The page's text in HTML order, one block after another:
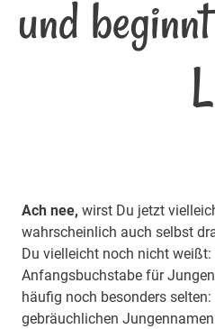
und
L
Ach nee, wirst Du jetzt
wahrscheinlich auch selbst
Du vielleicht noch nicht
Anfangsbuchstabe für
häufig noch besonders
gebräuchlichen